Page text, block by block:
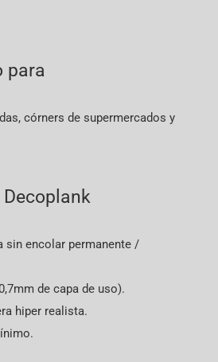
para
córners de supermercados y
encolar permanente /
de capa de uso).
hiper realista.